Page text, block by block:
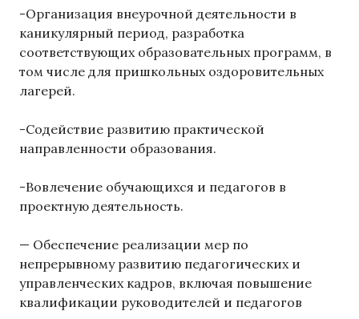
-Организация внеурочной деятельности в
каникулярный период, разработка
соответствующих образовательных программ, в
том числе для пришкольных оздоровительных
лагерей.
-Содействие развитию практической
направленности образования.
-Вовлечение обучающихся и педагогов в
проектную деятельность.
— Обеспечение реализации мер по
непрерывному развитию педагогических и
управленческих кадров, включая повышение
квалификации руководителей и педагогов